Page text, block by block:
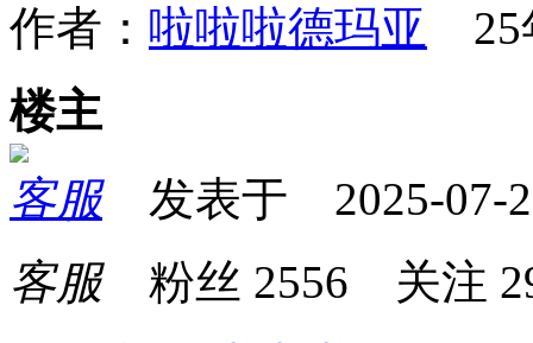
作者： 啦啦啦德玛亚 25
楼主
客服发表于 2025-07-
客服粉丝 2556 关注